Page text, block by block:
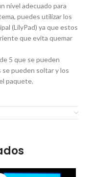
nivel adecuado para
puedes utilizar los
(LilyPad) ya que estos
que evita quemar
5 que se pueden
se pueden soltar y los
paquete.